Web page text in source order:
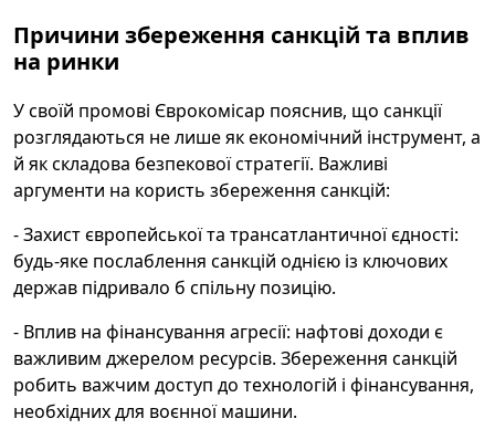
Причини збереження санкцій та вплив
на ринки
У своїй промові Єврокомісар пояснив, що санкції
розглядаються не лише як економічний інструмент, а
й як складова безпекової стратегії. Важливі
аргументи на користь збереження санкцій:
- Захист європейської та трансатлантичної єдності:
будь-яке послаблення санкцій однією із ключових
держав підривало б спільну позицію.
- Вплив на фінансування агресії: нафтові доходи є
важливим джерелом ресурсів. Збереження санкцій
робить важчим доступ до технологій і фінансування,
необхідних для воєнної машини.